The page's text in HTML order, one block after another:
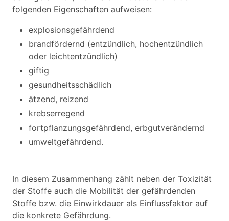
folgenden Eigenschaften aufweisen:
explosionsgefährdend
brandfördernd (entzündlich, hochentzündlich
oder leichtentzündlich)
giftig
gesundheitsschädlich
ätzend, reizend
krebserregend
fortpflanzungsgefährdend, erbgutverändernd
umweltgefährdend.
In diesem Zusammenhang zählt neben der Toxizität
der Stoffe auch die Mobilität der gefährdenden
Stoffe bzw. die Einwirkdauer als Einflussfaktor auf
die konkrete Gefährdung.